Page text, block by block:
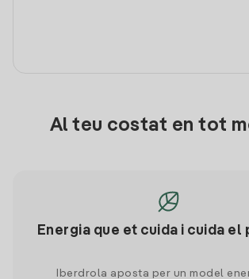
Al teu costat en tot
Energia que et cuida i cuida el
Iberdrola aposta per un model